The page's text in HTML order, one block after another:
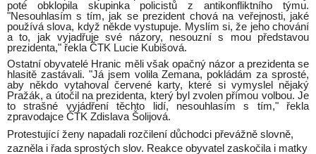
poté obklopila skupinka policistů z antikonfliktního týmu.
"Nesouhlasím s tím, jak se prezident chová na veřejnosti, jaké
používá slova, když někde vystupuje. Myslím si, že jeho chování
a to, jak vyjadřuje své názory, nesouzní s mou představou
prezidenta," řekla ČTK Lucie Kubišová.
Ostatní obyvatelé Hranic měli však opačný názor a prezidenta se
hlasitě zastávali. "Já jsem volila Zemana, pokládám za sprosté,
aby někdo vytahoval červené karty, které si vymyslel nějaký
Pražák, a útočil na prezidenta, který byl zvolen přímou volbou. Je
to strašné vyjádření těchto lidí, nesouhlasím s tím," řekla
zpravodajce ČTK Zdislava Šolijová.
Protestující ženy napadali rozčilení důchodci převážně slovně,
zazněla i řada sprostých slov. Reakce obyvatel zaskočila i matky